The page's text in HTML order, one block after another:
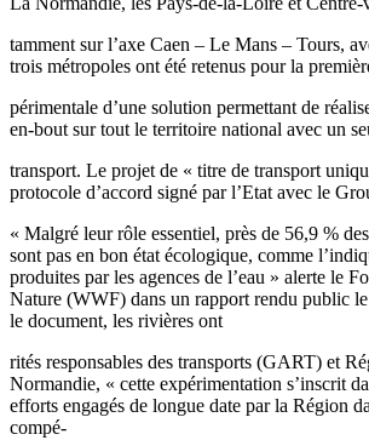
tamment sur l’axe Caen – Le Mans – Tours,
trois métropoles ont été retenus pour la
périmentale d’une solution permettant de
en-bout sur tout le territoire national avec un
transport. Le projet de « titre de transport
protocole d’accord signé par l’Etat avec le
« Malgré leur rôle essentiel, près de 56,9 %
sont pas en bon état écologique, comme
produites par les agences de l’eau » alerte le
Nature (WWF) dans un rapport rendu public
le document, les rivières ont
rités responsables des transports (GART) et
Normandie, « cette expérimentation s’inscrit
efforts engagés de longue date par la Région
compé-